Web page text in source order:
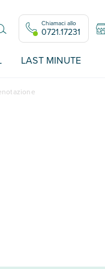
Chiamaci allo
0721.17231
LAST MINUTE